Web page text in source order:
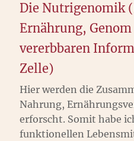
Die Nutrigenomik
Ernährung,
vererbbaren
Zelle)
Hier werden die
Nahrung,
erforscht. Somit habe
funktionellen